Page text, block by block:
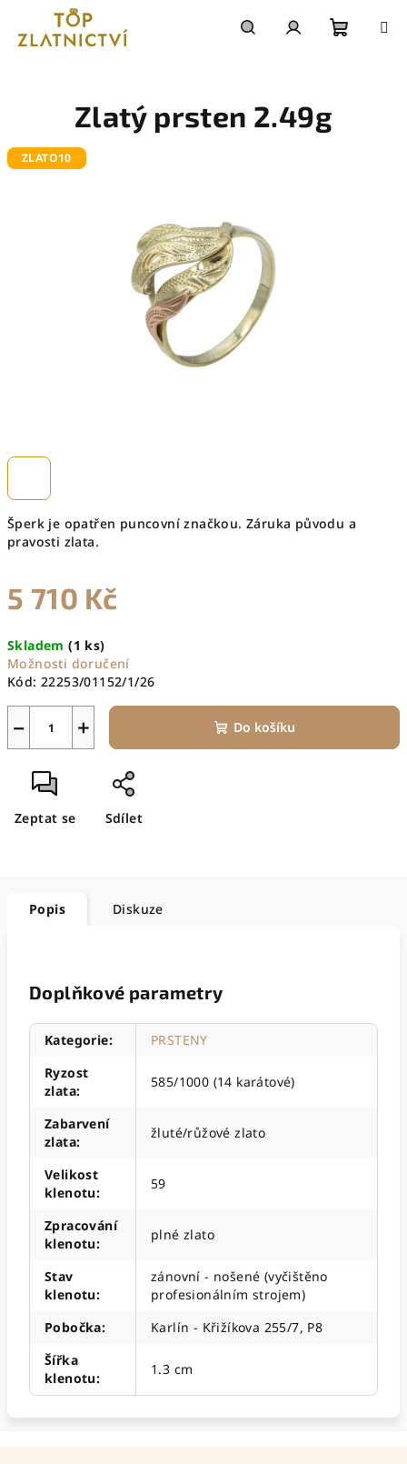
obsah
Šperk je opatřen puncovní značkou. Záruka původu a
pravosti zlata.
5 710 Kč
cena:
Skladem(1 ks)
Možnosti doručení
Kód: 22253/01152/1/26
+
− Do košíku
Zeptat se Sdílet
Zlatý prsten 2.49g
ZLATO10
Popis Diskuze
Doplňkové parametry
Kategorie:
PRSTENY
Ryzost
zlata:
585/1000 (14 karátové)
Zabarvení
zlata:
žluté/růžové zlato
Velikost
klenotu:
59
Zpracování
klenotu:
plné zlato
Stav
klenotu:
zánovní - nošené (vyčištěno
profesionálním strojem)
Pobočka:
Karlín - Křižíkova 255/7, P8
Šířka
klenotu:
1.3 cm